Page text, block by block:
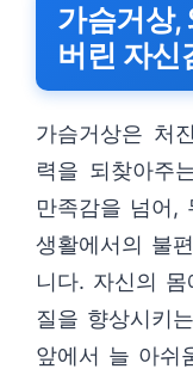
가슴거상,
버린 자신
가슴거상은 처
력을 되찾아주
만족감을 넘어,
생활에서의 불
니다. 자신의
질을 향상시키
앞에서 늘 아쉬